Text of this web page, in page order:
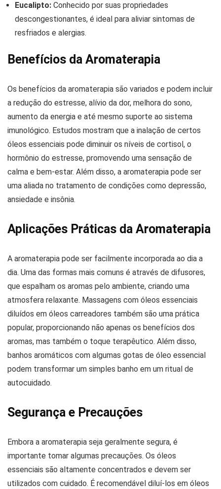
Eucalipto: Conhecido por suas propriedades
descongestionantes, é ideal para aliviar sintomas de
resfriados e alergias.
Benefícios da Aromaterapia
Os benefícios da aromaterapia são variados e podem incluir
a redução do estresse, alívio da dor, melhora do sono,
aumento da energia e até mesmo suporte ao sistema
imunológico. Estudos mostram que a inalação de certos
óleos essenciais pode diminuir os níveis de cortisol, o
hormônio do estresse, promovendo uma sensação de
calma e bem-estar. Além disso, a aromaterapia pode ser
uma aliada no tratamento de condições como depressão,
ansiedade e insônia.
Aplicações Práticas da Aromaterapia
A aromaterapia pode ser facilmente incorporada ao dia a
dia. Uma das formas mais comuns é através de difusores,
que espalham os aromas pelo ambiente, criando uma
atmosfera relaxante. Massagens com óleos essenciais
diluídos em óleos carreadores também são uma prática
popular, proporcionando não apenas os benefícios dos
aromas, mas também o toque terapêutico. Além disso,
banhos aromáticos com algumas gotas de óleo essencial
podem transformar um simples banho em um ritual de
autocuidado.
Segurança e Precauções
Embora a aromaterapia seja geralmente segura, é
importante tomar algumas precauções. Os óleos
essenciais são altamente concentrados e devem ser
utilizados com cuidado. É recomendável diluí-los em óleos